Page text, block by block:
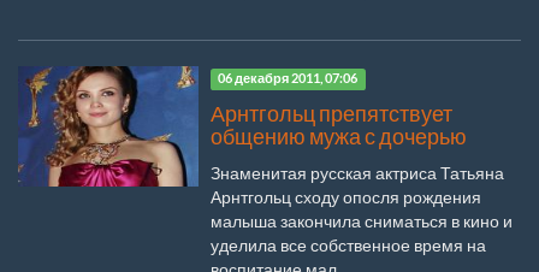
06 декабря 2011, 07:06
Арнтгольц препятствует
общению мужа с дочерью
Знаменитая русская актриса Татьяна
Арнтгольц сходу опосля рождения
малыша закончила сниматься в кино и
уделила все собственное время на